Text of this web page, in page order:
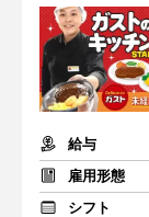
給与
雇用形態
シフト